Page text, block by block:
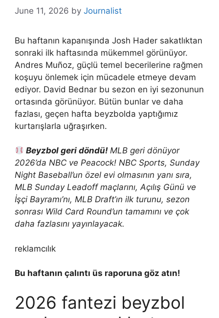
June 11, 2026 by Journalist
Bu haftanın kapanışında Josh Hader sakatlıktan
sonraki ilk haftasında mükemmel görünüyor.
Andres Muñoz, güçlü temel becerilerine rağmen
koşuyu önlemek için mücadele etmeye devam
ediyor. David Bednar bu sezon en iyi sezonunun
ortasında görünüyor. Bütün bunlar ve daha
fazlası, geçen hafta beyzbolda yaptığımız
kurtarışlarla uğraşırken.
Beyzbol geri döndü!MLB geri dönüyor
2026’da NBC ve Peacock! NBC Sports, Sunday
Night Baseball’un özel evi olmasının yanı sıra,
MLB Sunday Leadoff maçlarını, Açılış Günü ve
İşçi Bayramı’nı, MLB Draft’ın ilk turunu, sezon
sonrası Wild Card Round’un tamamını ve çok
daha fazlasını yayınlayacak.
reklamcılık
Bu haftanın çalıntı üs raporuna göz atın!
2026 fantezi beyzbol